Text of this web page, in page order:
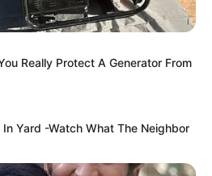
Really Protect A Generator From
Yard -Watch What The Neighbor